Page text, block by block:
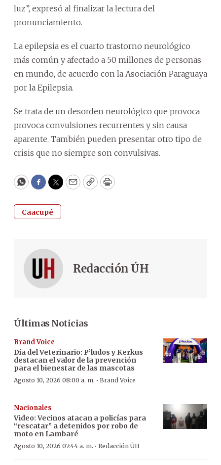
luz”, expresó al finalizar la lectura del
pronunciamiento.
La epilepsia es el cuarto trastorno neurológico
más común y afectado a 50 millones de personas
en mundo, de acuerdo con la Asociación Paraguaya
por la Epilepsia.
Se trata de un desorden neurológico que provoca
provoca convulsiones recurrentes y sin causa
aparente. También pueden presentar otro tipo de
crisis que no siempre son convulsivas.
WhatsApp
Facebook
Twitter
EmailCopyPrint
Caacupé
Redacción ÚH
Últimas Noticias
Brand Voice
Día del Veterinario: P’ludos y Kerkus
destacan el valor de la prevención
para el bienestar de las mascotas
Agosto 10, 2026 08:00 a. m. · Brand Voice
Nacionales
Video: Vecinos atacan a policías para
“rescatar” a detenidos por robo de
moto en Lambaré
Agosto 10, 2026 07:44 a. m. · Redacción ÚH